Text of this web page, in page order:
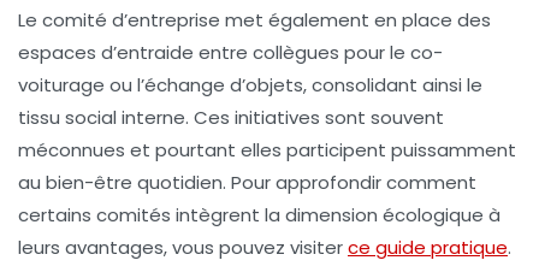
Le comité d’entreprise met également en place des
espaces d’entraide entre collègues pour le co-
voiturage ou l’échange d’objets, consolidant ainsi le
tissu social interne. Ces initiatives sont souvent
méconnues et pourtant elles participent puissamment
au bien-être quotidien. Pour approfondir comment
certains comités intègrent la dimension écologique à
leurs avantages, vous pouvez visiterce guide pratique.